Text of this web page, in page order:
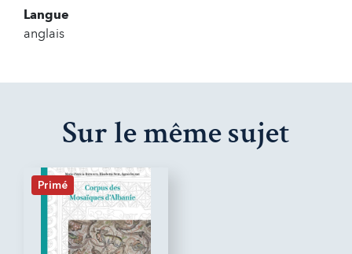
Langue
anglais
Sur le même sujet
Primé